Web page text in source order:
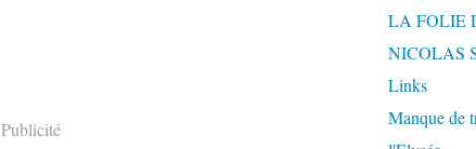
Publicité
LA FOLIE
NICOLAS
Links
Manque de